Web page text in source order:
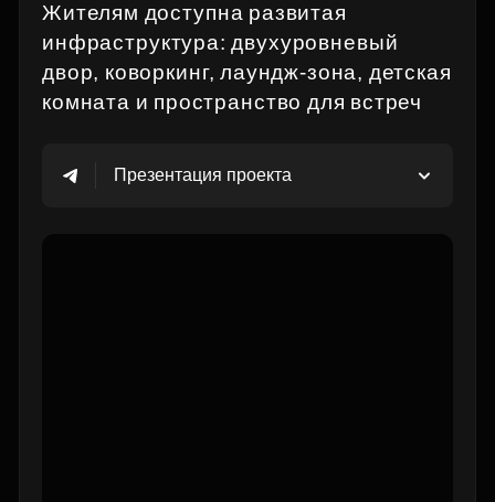
Жителям доступна развитая
инфраструктура: двухуровневый
двор, коворкинг, лаундж‑зона, детская
комната и пространство для встреч
Презентация проекта